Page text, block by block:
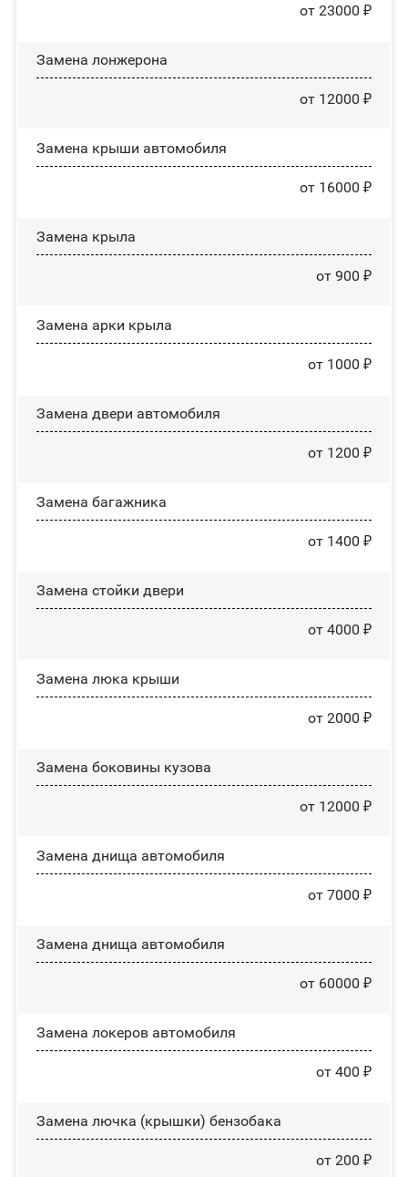
от 23000 ₽
Замена лонжерона
от 12000 ₽
Замена крыши автомобиля
от 16000 ₽
Замена крыла
от 900 ₽
Замена арки крыла
от 1000 ₽
Замена двери автомобиля
от 1200 ₽
Замена багажника
от 1400 ₽
Зaмeнa cтoйĸи двepи
от 4000 ₽
Зaмeнa люĸa ĸpыши
от 2000 ₽
Замена боковины кузова
от 12000 ₽
Замена днища автомобиля
от 7000 ₽
Замена днища автомобиля
от 60000 ₽
Замена лoĸepoв автомобиля
от 400 ₽
Замена лючка (крышки) бензобака
от 200 ₽